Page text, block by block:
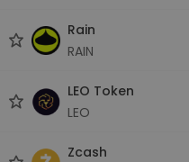
Rain
RAIN
LEO Token
LEO
Zcash